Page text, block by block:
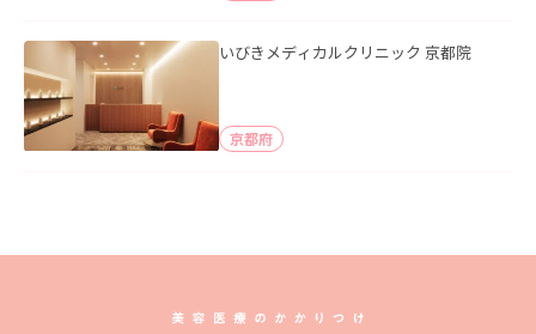
いびきメディカルクリニック 京都院
京都府